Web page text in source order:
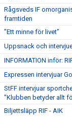
Rågsveds IF
framtiden
”Ett minne för livet”
Uppsnack och
INFORMATION inför:
Expressen intervjuar
StFF intervjuar
"Klubben betyder allt
Biljettsläpp RIF - AIK